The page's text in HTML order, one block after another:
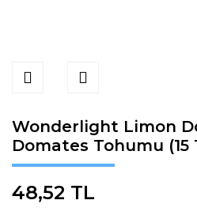
Wonderlight Limon
Domates Tohumu (15
48,52 TL